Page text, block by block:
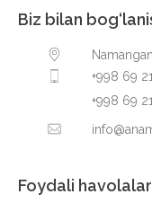
Biz bilan
+998 69
+998 69
Foydali havolalar